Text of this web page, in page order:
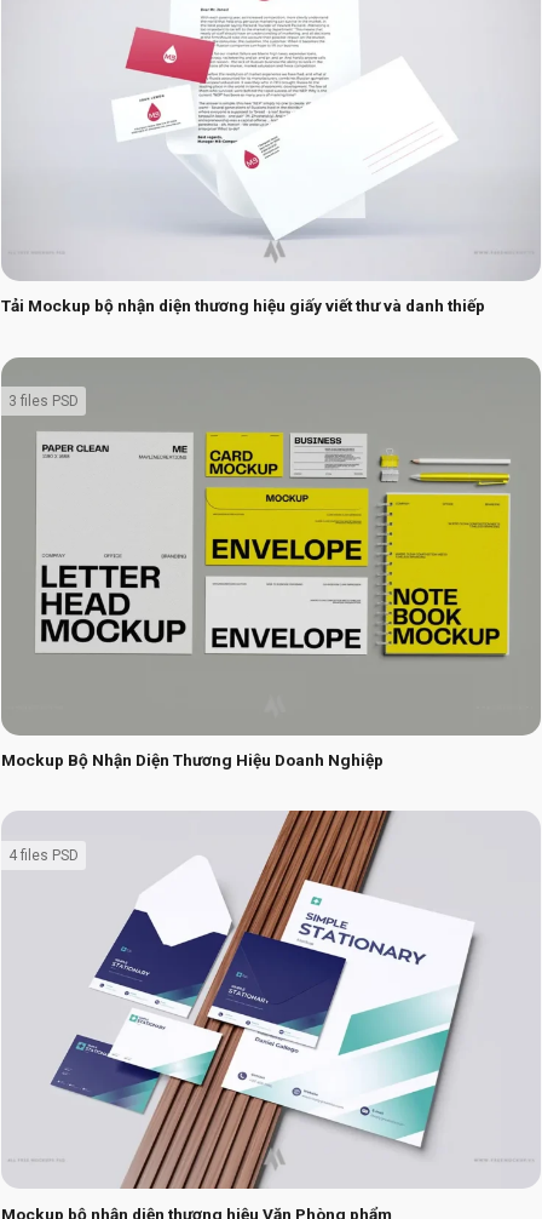
Tải Mockup bộ nhận diện thương hiệu giấy viết thư và danh thiếp
Mockup Bộ Nhận Diện Thương Hiệu Doanh Nghiệp
3 files PSD
Mockup bộ nhận diện thương hiệu Văn Phòng phẩm
4 files PSD